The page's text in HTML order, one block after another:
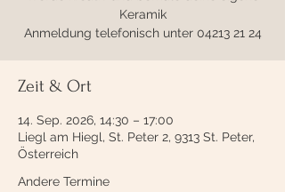
Keramik
Anmeldung telefonisch unter 04213 21 24
Zeit & Ort
14. Sep. 2026, 14:30 – 17:00
Liegl am Hiegl, St. Peter 2, 9313 St. Peter,
Österreich
Andere Termine